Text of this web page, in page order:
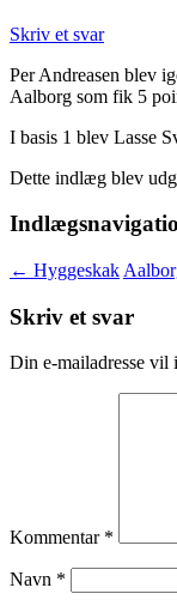
Skriv et svar
Per Andreasen blev
Aalborg som fik 5
I basis 1 blev Lasse
Dette indlæg blev
← Hyggeskak
Skriv et svar
Din e-mailadresse vil
Kommentar *
Navn *